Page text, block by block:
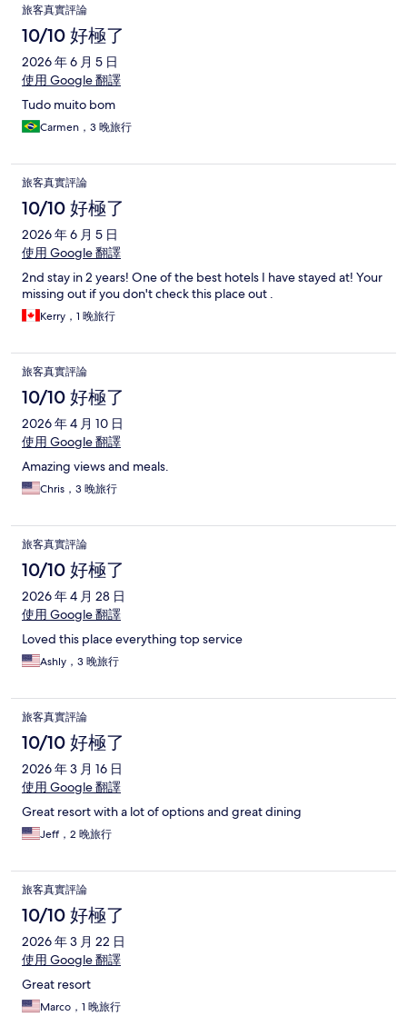
旅客真實評論
10/10 好極了
2026 年 6 月 5 日
使用 Google 翻譯
Tudo muito bom
Carmen，3 晚旅行
旅客真實評論
10/10 好極了
2026 年 6 月 5 日
使用 Google 翻譯
2nd stay in 2 years! One of the best hotels I have stayed at! Your
missing out if you don't check this place out .
Kerry，1 晚旅行
旅客真實評論
10/10 好極了
2026 年 4 月 10 日
使用 Google 翻譯
Amazing views and meals.
Chris，3 晚旅行
旅客真實評論
10/10 好極了
2026 年 4 月 28 日
使用 Google 翻譯
Loved this place everything top service
Ashly，3 晚旅行
旅客真實評論
10/10 好極了
2026 年 3 月 16 日
使用 Google 翻譯
Great resort with a lot of options and great dining
Jeff，2 晚旅行
旅客真實評論
10/10 好極了
2026 年 3 月 22 日
使用 Google 翻譯
Great resort
Marco，1 晚旅行